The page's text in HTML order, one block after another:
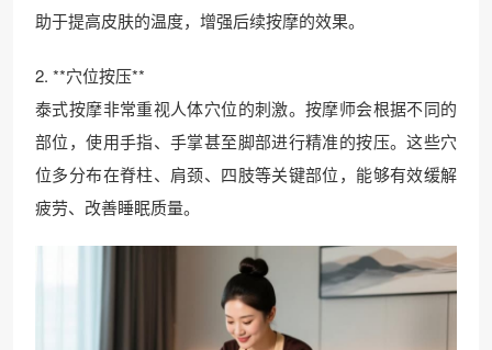
助于提高皮肤的温度，增强后续按摩的效果。
2. **穴位按压**
泰式按摩非常重视人体穴位的刺激。按摩师会根据不同的
部位，使用手指、手掌甚至脚部进行精准的按压。这些穴
位多分布在脊柱、肩颈、四肢等关键部位，能够有效缓解
疲劳、改善睡眠质量。